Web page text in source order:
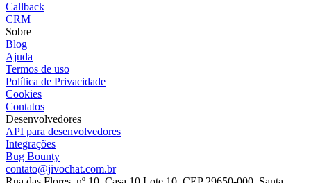
Callback
CRM
Sobre
Blog
Ajuda
Termos de uso
Política de Privacidade
Cookies
Contatos
Desenvolvedores
API para desenvolvedores
Integrações
Bug Bounty
contato@jivochat.com.br